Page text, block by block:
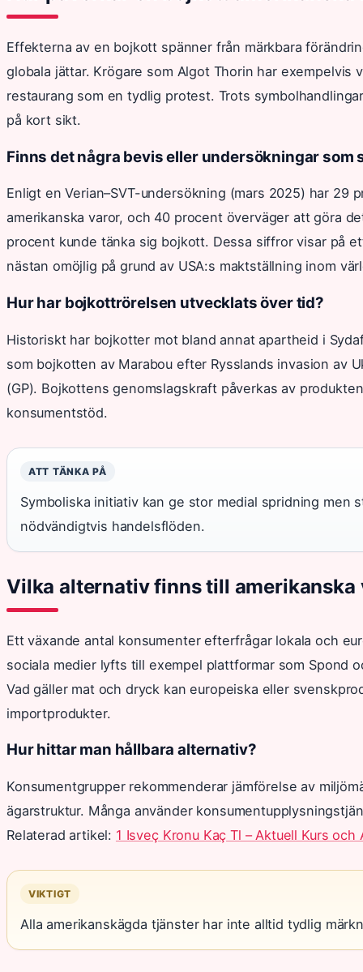
Effekterna av en bojkott spänner från märkbara
globala jättar. Krögare som Algot Thorin har exempelvis
restaurang som en tydlig protest. Trots
på kort sikt.
Finns det några bevis eller undersökningar
Enligt en Verian–SVT-undersökning (mars 2025) har 29
amerikanska varor, och 40 procent överväger att göra
procent kunde tänka sig bojkott. Dessa siffror visar på
nästan omöjlig på grund av USA:s maktställning inom
Hur har bojkottrörelsen utvecklats över tid?
Historiskt har bojkotter mot bland annat apartheid i
som bojkotten av Marabou efter Rysslands invasion av
(GP). Bojkottens genomslagskraft påverkas av
konsumentstöd.
ATT TÄNKA PÅ
Symboliska initiativ kan ge stor medial spridning men
nödvändigtvis handelsflöden.
Vilka alternativ finns till
Ett växande antal konsumenter efterfrågar lokala och
sociala medier lyfts till exempel plattformar som Spond
Vad gäller mat och dryck kan europeiska eller
importprodukter.
Hur hittar man hållbara alternativ?
Konsumentgrupper rekommenderar jämförelse av
ägarstruktur. Många använder
Relaterad artikel: 1 Isveç Kronu Kaç Tl – Aktuell Kurs och
VIKTIGT
Alla amerikanskägda tjänster har inte alltid tydlig